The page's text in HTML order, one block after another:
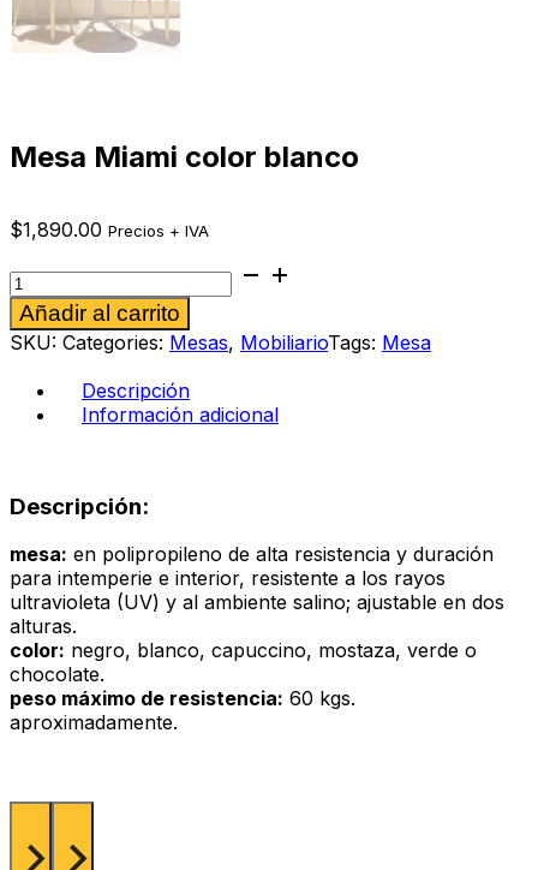
Mesa Miami color blanco
$1,890.00 Precios + IVA
Mesa
Miami
color
blanco
cantidad
Añadir al carrito
SKU: Categories: Mesas, MobiliarioTags: Mesa
Descripción
Información adicional
Descripción:
mesa: en polipropileno de alta resistencia y duración
para intemperie e interior, resistente a los rayos
ultravioleta (UV) y al ambiente salino; ajustable en dos
alturas.
color: negro, blanco, capuccino, mostaza, verde o
chocolate.
peso máximo de resistencia: 60 kgs.
aproximadamente.